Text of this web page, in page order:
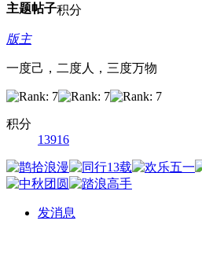
主题帖子积分
版主
一度己，二度人，三度万物
积分
13916
发消息